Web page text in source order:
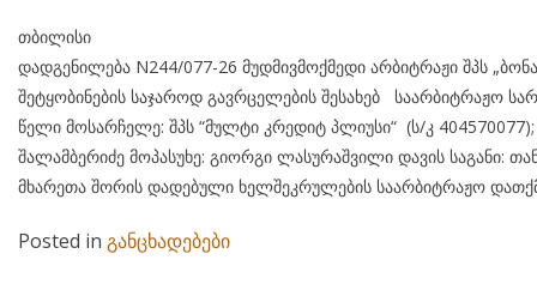
თბილისი 07
დადგენილება N244/077-26 მუდმივმოქმედი არბიტრაჟი შპს
შეტყობინების საჯაროდ გავრცელების შესახებ საარბიტრაჟო
წელი მოსარჩელე: შპს “მულტი კრედიტ პლიუსი“ (ს/კ
შალამბერიძე მოპასუხე: გიორგი ლასურაშვილი დავის საგანი:
მხარეთა შორის დადებული ხელშეკრულების საარბიტრაჟო
Posted in განცხადებები